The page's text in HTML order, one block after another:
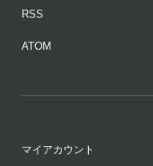
RSS
ATOM
マイアカウント